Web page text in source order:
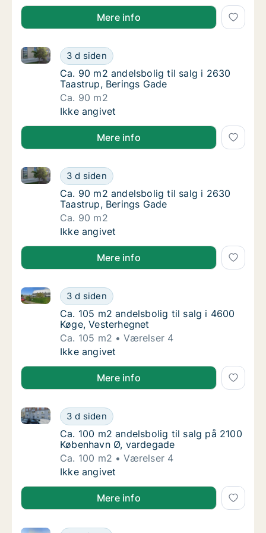
Mere info
Ca. 90 m2 andelsbolig til salg i 2630
3 d siden
Ca. 90 m2 andelsbolig til salg i 2630 Taastrup,
Ca. 90 m2 andelsbolig til salg i 2630
Ca. 90 m2 andelsbolig til salg i 2630
Taastrup, Berings Gade
Ca. 90 m2
Ca. 90 m2 andelsbolig til salg i 2630
Ikke angivet
Mere info
Ca. 90 m2 andelsbolig til salg i 2630
3 d siden
Ca. 90 m2 andelsbolig til salg i 2630 Taastrup,
Ca. 90 m2 andelsbolig til salg i 2630
Ca. 90 m2 andelsbolig til salg i 2630
Taastrup, Berings Gade
Ca. 90 m2
Ca. 90 m2 andelsbolig til salg i 2630
Ikke angivet
Mere info
Ca. 105 m2 andelsbolig til salg i 4600
3 d siden
Ca. 105 m2 andelsbolig til salg i 4600 Køge,
Ca. 105 m2 andelsbolig til salg i 4600
Ca. 105 m2 andelsbolig til salg i 4600
Køge, Vesterhegnet
Ca. 105 m2
Værelser 4
Ca. 105 m2 andelsbolig til salg i 4600
Ikke angivet
Mere info
Ca. 100 m2 andelsbolig til salg på 2100
3 d siden
Ca. 100 m2 andelsbolig til salg på 2100 København
Ca. 100 m2 andelsbolig til salg på 2100
Ca. 100 m2 andelsbolig til salg på 2100
København Ø, vardegade
Ca. 100 m2
Værelser 4
Ca. 100 m2 andelsbolig til salg på 2100
Ikke angivet
Mere info